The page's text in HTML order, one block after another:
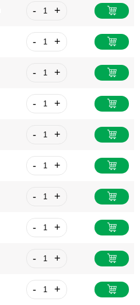
- +
- +
- +
- +
- +
- +
- +
- +
- +
- +